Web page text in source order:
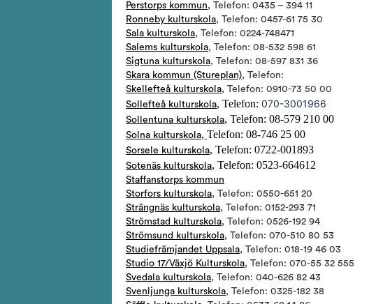
Perstorps kommun, Telefon: 0435 – 394 11
Ronneby kulturskola, Telefon: 0457-61 75 30
Sala kulturskola, Telefon: 0224-748471
Salems kulturskola, Telefon: 08-532 598 61
Sigtuna kulturskola, Telefon: 08-597 831 36
Skara kommun (Stureplan), Telefon:
Skellefteå kulturskola, Telefon: 0910-73 50 00
Sollefteå kulturskola, Telefon: 070-3001966
Sollentuna kulturskola, Telefon: 08-579 210 00
Solna kulturskola, Telefon: 08-746 25 00
Sorsele kulturskola, Telefon: 0722-001893
Sotenäs kulturskola, Telefon: 0523-664612
Staffanstorps kommun
Storfors kulturskola, Telefon: 0550-651 20
Strängnäs kulturskola, Telefon: 0152-293 71
Strömstad kulturskola, Telefon: 0526-192 94
Strömsund kulturskola, Telefon: 070-510 80 53
Studiefrämjandet Uppsala, Telefon: 018-19 46 03
Studio 17/Växjö Kulturskola, Telefon: 070-55 32 555
Svedala kulturskola, Telefon: 040-626 82 43
Svenljunga kulturskola, Telefon: 0325-182 38